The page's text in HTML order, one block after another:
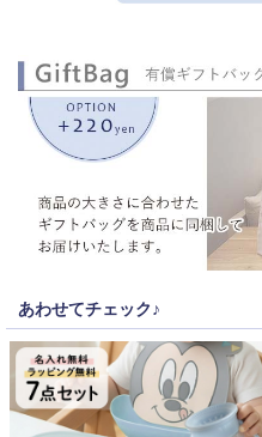
あわせてチェック♪